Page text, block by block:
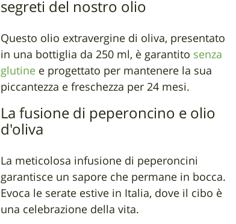
segreti del nostro olio
Questo olio extravergine di oliva, presentato
in una bottiglia da 250 ml, è garantito senza
glutine e progettato per mantenere la sua
piccantezza e freschezza per 24 mesi.
La fusione di peperoncino e olio
d'oliva
La meticolosa infusione di peperoncini
garantisce un sapore che permane in bocca.
Evoca le serate estive in Italia, dove il cibo è
una celebrazione della vita.